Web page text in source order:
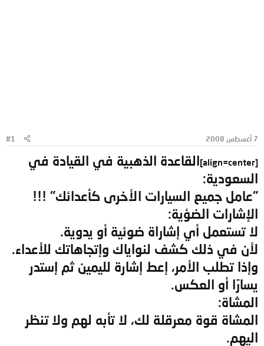
7 أغسطس 2008 #1
[align=center]
القاعدة الذهبية في القيادة في
السعودية:
"عامل جميع السيارات الأخرى كأعدائك" !!!
الإشارات الضؤية:
لا تستعمل أي إشاراة ضوئية أو يدوية.
لأن في ذلك كشف لنواياك وإتجاهاتك للأعداء.
وإذا تطلب الأمر، إعط إشارة لليمين ثم إستدر
يسارًا أو العكس.
المشاة:
المشاة قوة معرقلة لك، لا تأبه لهم ولا تنظر
اليهم.